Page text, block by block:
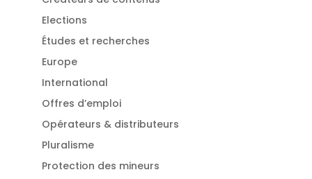
Elections
Études et recherches
Europe
International
Offres d’emploi
Opérateurs & distributeurs
Pluralisme
Protection des mineurs